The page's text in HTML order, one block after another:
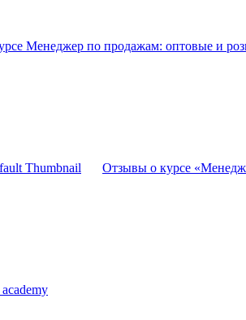
Менеджер по продажам: оптовые и
Отзывы о курсе